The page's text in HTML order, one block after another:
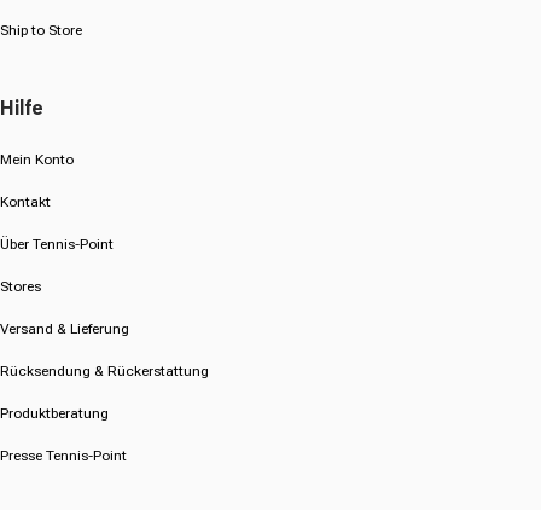
Ship to Store
Hilfe
Mein Konto
Kontakt
Über Tennis-Point
Stores
Versand & Lieferung
Rücksendung & Rückerstattung
Produktberatung
Presse Tennis-Point